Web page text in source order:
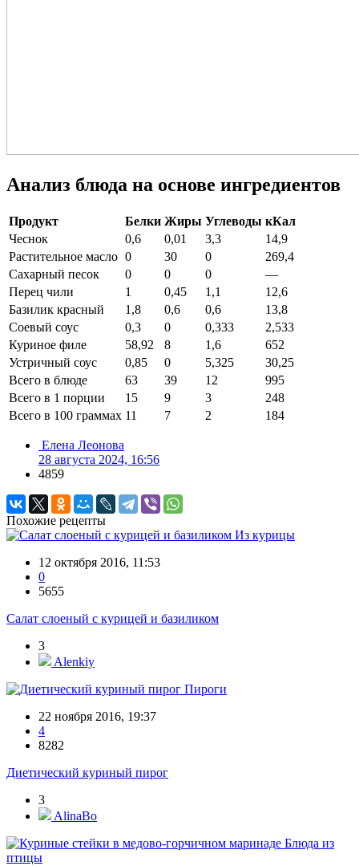
Анализ блюда на основе ингредиентов
Продукт Белки Жиры Углеводы кКал
Чеснок
0,6 0,01 3,3
14,9
Растительное масло 0 30 0
269,4
Сахарный песок
0 0 0
—
Перец чили
1 0,45 1,1
12,6
Базилик красный
1,8 0,6 0,6
13,8
Соевый соус
0,3 0 0,333
2,533
Куриное филе
58,92 8 1,6
652
Устричный соус
0,85 0 5,325
30,25
Всего в блюде
63 39 12
995
Всего в 1 порции
15 9 3
248
Всего в 100 граммах 11 7 2 184
Елена Леонова
28 августа 2024, 16:56
4859
Похожие рецепты
Из курицы
12 октября 2016, 11:53
0
5655
Салат слоеный с курицей и базиликом
3
Alenkiy
Пироги
22 ноября 2016, 19:37
4
8282
Диетический куриный пирог
3
AlinaBo
Блюда из
птицы